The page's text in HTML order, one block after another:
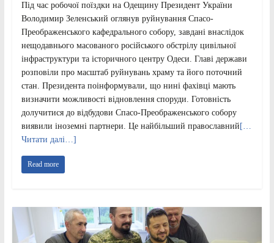
Під час робочої поїздки на Одещину Президент України
Володимир Зеленський оглянув руйнування Спасо-
Преображенського кафедрального собору, завдані внаслідок
нещодавнього масованого російського обстрілу цивільної
інфраструктури та історичного центру Одеси. Главі держави
розповіли про масштаб руйнувань храму та його поточний
стан. Президента поінформували, що нині фахівці мають
визначити можливості відновлення споруди. Готовність
долучитися до відбудови Спасо-Преображенського собору
виявили іноземні партнери. Це найбільший православний […
Читати далі…]
Read more